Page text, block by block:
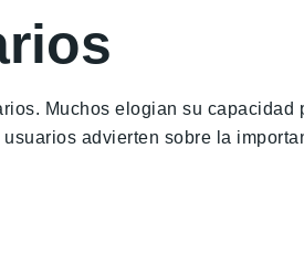
Muchos elogian su
advierten sobre la